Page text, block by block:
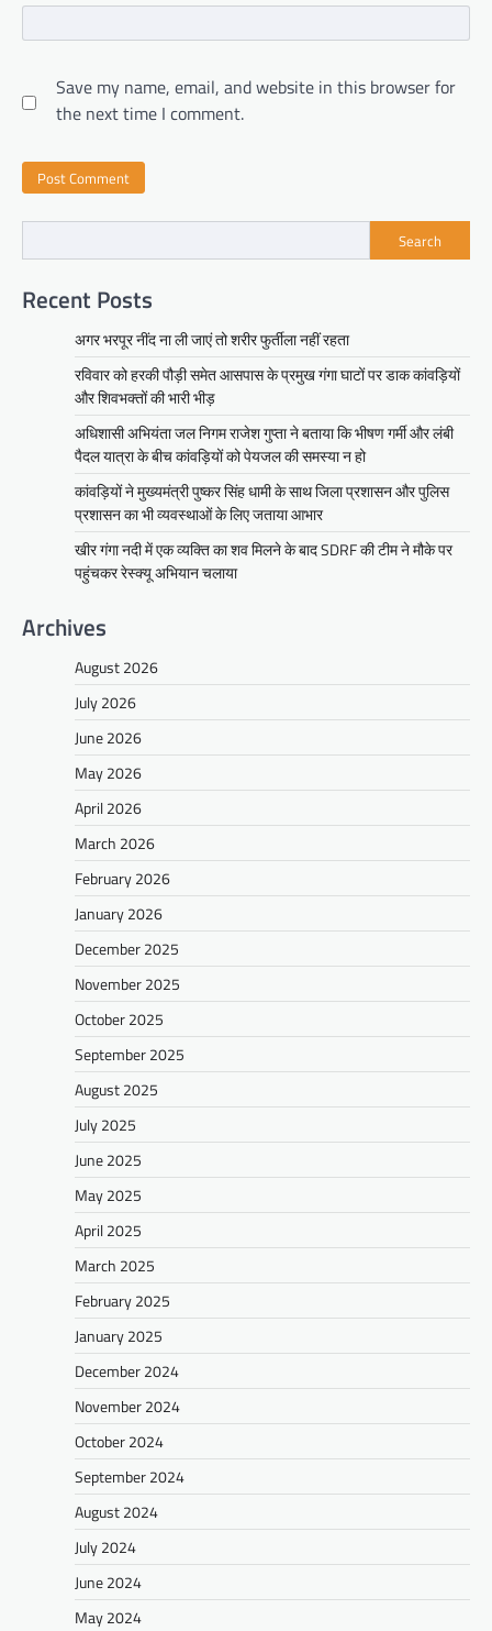
Save my name, email, and website in this browser for
the next time I comment.
Search
Recent Posts
अगर भरपूर नींद ना ली जाएं तो शरीर फुर्तीला नहीं रहता
रविवार को हरकी पौड़ी समेत आसपास के प्रमुख गंगा घाटों पर डाक कांवड़ियों
और शिवभक्तों की भारी भीड़
अधिशासी अभियंता जल निगम राजेश गुप्ता ने बताया कि भीषण गर्मी और लंबी
पैदल यात्रा के बीच कांवड़ियों को पेयजल की समस्या न हो
कांवड़ियों ने मुख्यमंत्री पुष्कर सिंह धामी के साथ जिला प्रशासन और पुलिस
प्रशासन का भी व्यवस्थाओं के लिए जताया आभार
खीर गंगा नदी में एक व्यक्ति का शव मिलने के बाद SDRF की टीम ने मौके पर
पहुंचकर रेस्क्यू अभियान चलाया
Archives
August 2026
July 2026
June 2026
May 2026
April 2026
March 2026
February 2026
January 2026
December 2025
November 2025
October 2025
September 2025
August 2025
July 2025
June 2025
May 2025
April 2025
March 2025
February 2025
January 2025
December 2024
November 2024
October 2024
September 2024
August 2024
July 2024
June 2024
May 2024